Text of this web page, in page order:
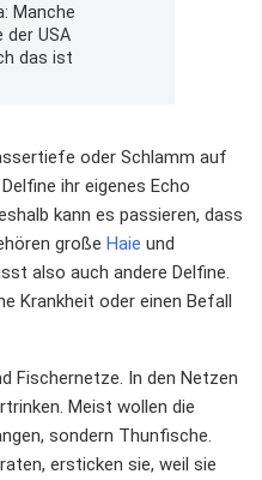
Manche
der USA
das ist
oder Schlamm auf
ihr eigenes Echo
kann es passieren, dass
große Haie und
also auch andere Delfine.
Krankheit oder einen Befall
Fischernetze. In den Netzen
Meist wollen die
sondern Thunfische.
ersticken sie, weil sie